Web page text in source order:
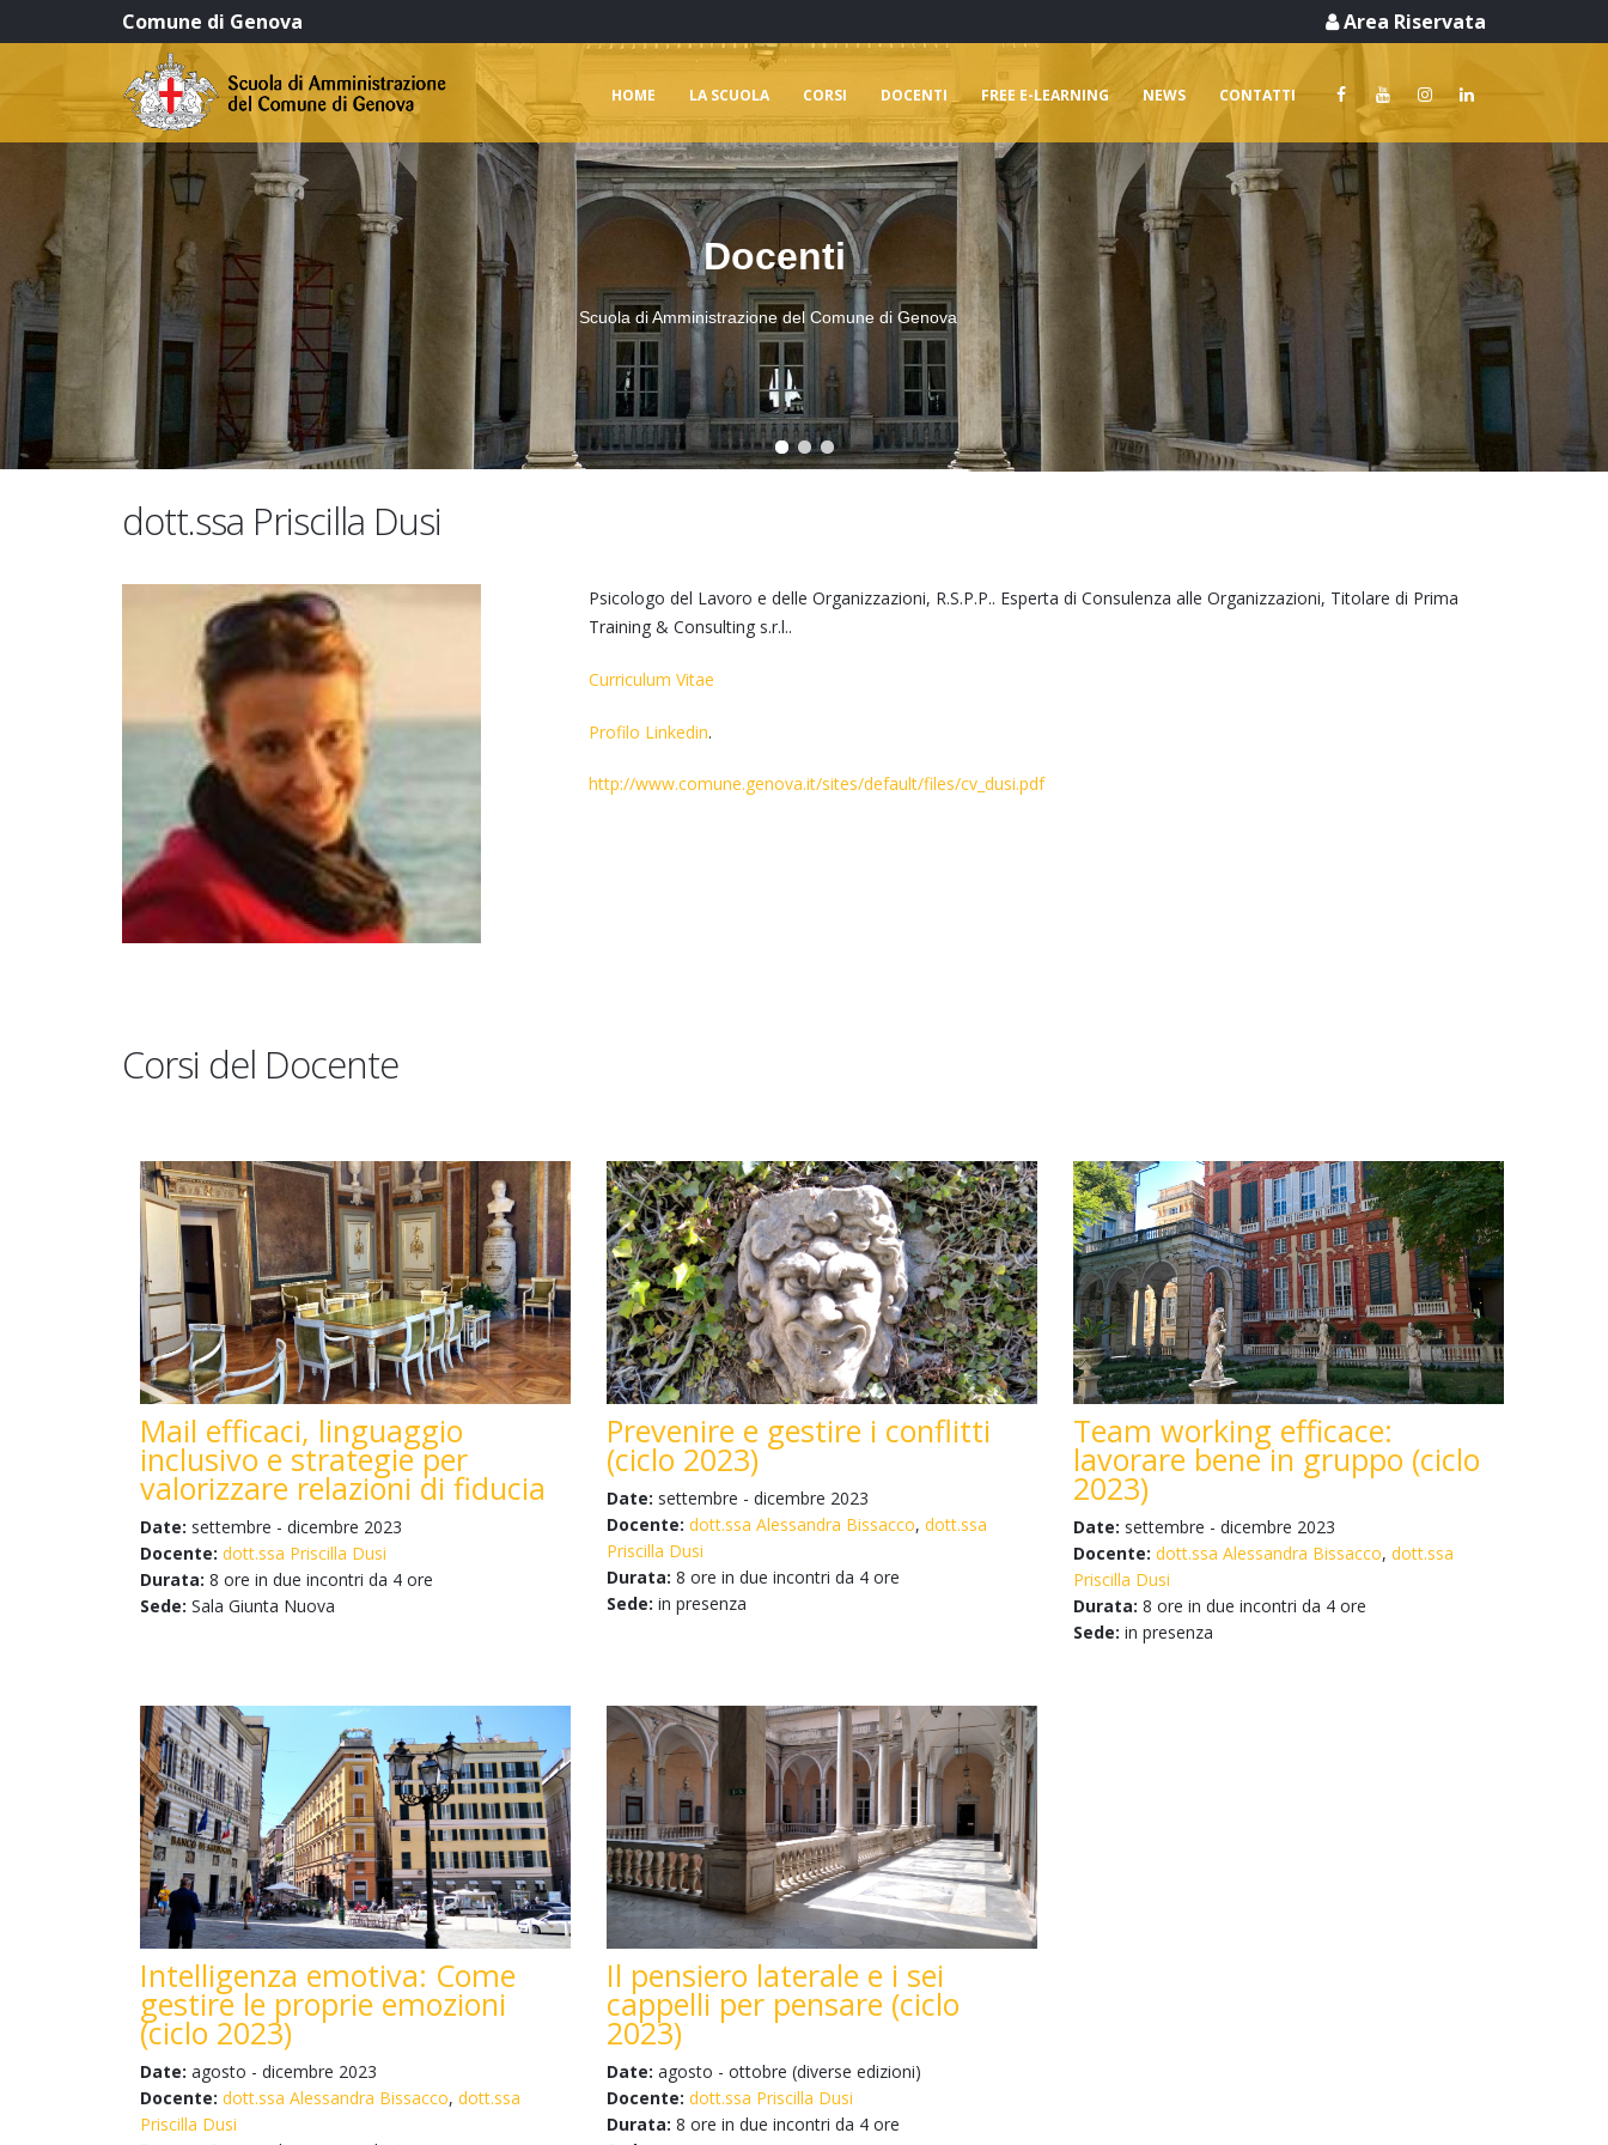
Comune di Genova Area Riservata
HOME LA SCUOLA CORSI DOCENTI FREE E-LEARNING NEWS CONTATTI
Docenti
Scuola di Amministrazione del Comune di Genova
dott.ssa Priscilla Dusi
Psicologo del Lavoro e delle Organizzazioni, R.S.P.P.. Esperta di Consulenza alle Organizzazioni, Titolare di Prima
Training & Consulting s.r.l..
Curriculum Vitae
Profilo Linkedin.
http://www.comune.genova.it/sites/default/files/cv_dusi.pdf
Corsi del Docente
Mail efficaci, linguaggio
inclusivo e strategie per
valorizzare relazioni di fiducia
Date: settembre - dicembre 2023
Docente: dott.ssa Priscilla Dusi
Durata: 8 ore in due incontri da 4 ore
Sede: Sala Giunta Nuova
Prevenire e gestire i conflitti
(ciclo 2023)
Date: settembre - dicembre 2023
Docente: dott.ssa Alessandra Bissacco, dott.ssa
Priscilla Dusi
Durata: 8 ore in due incontri da 4 ore
Sede: in presenza
Team working efficace:
lavorare bene in gruppo (ciclo
2023)
Date: settembre - dicembre 2023
Docente: dott.ssa Alessandra Bissacco, dott.ssa
Priscilla Dusi
Durata: 8 ore in due incontri da 4 ore
Sede: in presenza
Intelligenza emotiva: Come
gestire le proprie emozioni
(ciclo 2023)
Date: agosto - dicembre 2023
Docente: dott.ssa Alessandra Bissacco, dott.ssa
Priscilla Dusi
Il pensiero laterale e i sei
cappelli per pensare (ciclo
2023)
Date: agosto - ottobre (diverse edizioni)
Docente: dott.ssa Priscilla Dusi
Durata: 8 ore in due incontri da 4 ore